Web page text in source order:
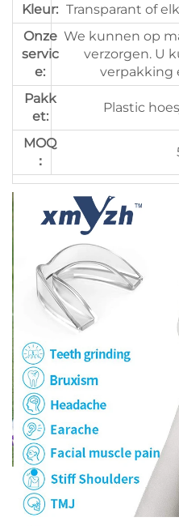
Kleur: Transparant of
Onze
servic
e:
We kunnen op
verzorgen. U
verpakking
Pakk
et:
Plastic
MOQ
：